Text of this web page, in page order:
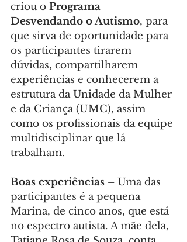
criou o Programa
Desvendando o Autismo, para
que sirva de oportunidade para
os participantes tirarem
dúvidas, compartilharem
experiências e conhecerem a
estrutura da Unidade da Mulher
e da Criança (UMC), assim
como os profissionais da equipe
multidisciplinar que lá
trabalham.
Boas experiências – Uma das
participantes é a pequena
Marina, de cinco anos, que está
no espectro autista. A mãe dela,